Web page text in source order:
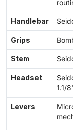
Handlebar
Grips
Stem
Headset
1.1/
Levers